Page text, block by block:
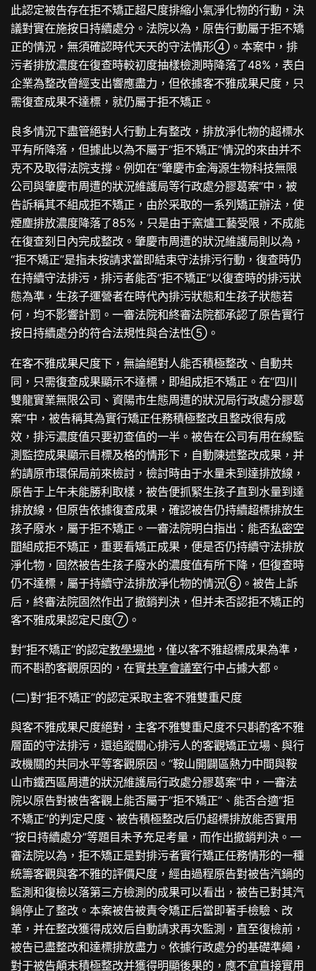
此認定被告存在拒不矯正超尺度排縮小氣淨化物的行動，決
議對實在施按日持續處分。法院以為，原告行動屬于拒不矯
正的情況，無須確認時代天天的守法情形④。本案中，排
污者排放濃度在復查時較初度抽樣檢測時降落了48%，表白
企業為整改曾經支出響應盡力，但依據客不雅成果尺度，只
需復查成果不達標，就仍屬于拒不矯正。
良多情況下盡管絕對人行動上有整改，排放淨化物的超標水
平有所降落，但據此以為不屬于“拒不矯正”情況的來由并不
克不及取得法院支撐。例如在“肇慶市金海源生物科技無限
公司與肇慶市周遭的狀況維護局等行政處分膠葛案”中，被
告訴稱其不組成拒不矯正，由於采取的一系列矯正辦法，使
煙塵排放濃度降落了85%，只是由于窯爐工藝受限，不成能
在復查刻日內完成整改。肇慶市周遭的狀況維護局則以為，
“拒不矯正”是指未按請求當即結束守法排污行動，復查時仍
在持續守法排污，排污者能否“拒不矯正”以復查時的排污狀
態為準，生孩子運營者在時代內排污狀態和生孩子狀態若
何，均不影響計罰。一審法院和終審法院都承認了原告實行
按日持續處分的符合法規性與合法性⑤。
在客不雅成果尺度下，無論絕對人能否積極整改、自動共
同，只需復查成果顯示不達標，即組成拒不矯正。在“四川
雙龍實業無限公司、資陽市生態周遭的狀況局行政處分膠葛
案”中，被告稱其為實行矯正任務積極整改且整改很有成
效，排污濃度值只要初查值的一半。被告在公司有用在線監
測監控成果顯示目標及格的情形下，自動陳述整改成果，并
約請原市環保局前來檢討，檢討時由于水量未到達排放線，
原告于上午未能勝利取樣，被告便抓緊生孩子直到水量到達
排放線，但原告依據復查成果，確認被告仍持續超標排放生
孩子廢水，屬于拒不矯正。一審法院明白指出：能否私密空
間組成拒不矯正，重要看矯正成果，便是否仍持續守法排放
淨化物，固然被告生孩子廢水的濃度值有所下降，但復查時
仍不達標，屬于持續守法排放淨化物的情況⑥。被告上訴
后，終審法院固然作出了撤銷判決，但并未否認拒不矯正的
客不雅成果認定尺度⑦。
對“拒不矯正”的認定教學場地 ，僅以客不雅超標成果為準，
而不斟酌客觀原因的，在實共享會議室行中占據大都。
(二)對“拒不矯正”的認定采取主客不雅雙重尺度
與客不雅成果尺度絕對，主客不雅雙重尺度不只斟酌客不雅
層面的守法排污，還追蹤關心排污人的客觀矯正立場、與行
政機關的共同水平等客觀原因。“鞍山開闢區熱力中間與鞍
山市鐵西區周遭的狀況維護局行政處分膠葛案”中，一審法
院以原告對被告客觀上能否屬于“拒不矯正”、能否合適“拒
不矯正”的判定尺度、被告積極整改后仍超標排放能否實用
“按日持續處分”等題目未予充足考量，而作出撤銷判決。一
審法院以為，拒不矯正是對排污者實行矯正任務情形的一種
統籌客觀與客不雅的評價尺度，經由過程原告對被告汽鍋的
監測和復檢以落第三方檢測的成果可以看出，被告已對其汽
鍋停止了整改。本案被告被責令矯正后當即著手檢驗、改
革，并在整改獲得成效后自動請求再次監測，直至復檢前，
被告已盡整改和達標排放盡力。依據行政處分的基礎準繩，
對于被告顛末積極整改并獲得明顯後果的，應不宜直接實用